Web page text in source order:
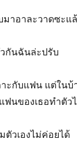
มาอาละวาดซะแ
กันฉันล่ะปรับ
ะกับแฟน แต่ในบ้
ฟนของเธอทำตัว
ตัวเองไม่ค่อยได้